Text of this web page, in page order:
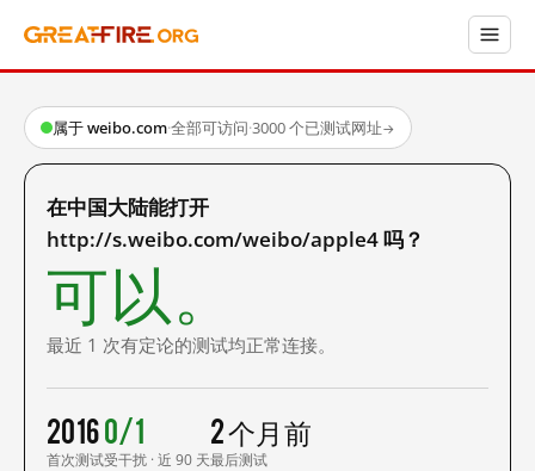
属于 weibo.com·全部可访问·3000 个已测试网址→
在中国大陆能打开
http://s.weibo.com/weibo/apple4 吗？
可以。
最近 1 次有定论的测试均正常连接。
2016
首次测试
0/1
受干扰 · 近 90 天
2 个月前
最后测试